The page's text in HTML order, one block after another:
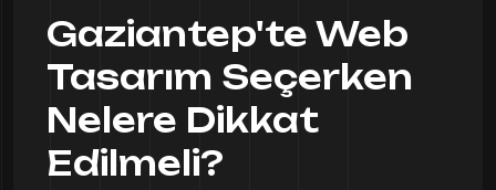
Gaziantep'te Web
Tasarım Seçerken
Nelere Dikkat
Edilmeli?